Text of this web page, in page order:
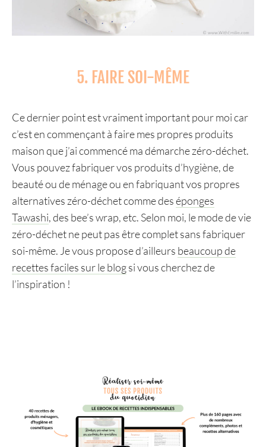
5. FAIRE SOI-MÊME
Ce dernier point est vraiment important pour moi car
c’est en commençant à faire mes propres produits
maison que j’ai commencé ma démarche zéro-déchet.
Vous pouvez fabriquer vos produits d’hygiène, de
beauté ou de ménage ou en fabriquant vos propres
alternatives zéro-déchet comme deséponges
Tawashi, des bee’s wrap, etc. Selon moi, le mode de vie
zéro-déchet ne peut pas être complet sans fabriquer
soi-même. Je vous propose d’ailleurs beaucoup de
recettes faciles sur le blogsi vous cherchez de
l’inspiration !